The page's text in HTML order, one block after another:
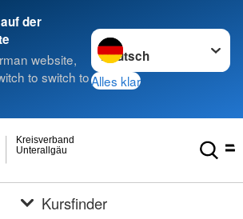
der
website,
to switch to
Sprache wechseln zu
Alles klar
Unterallgäu
Kreisverband
Kursfinder